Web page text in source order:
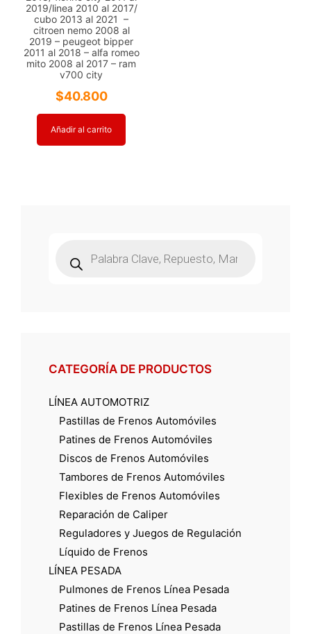
2019/linea 2010 al 2017/
cubo 2013 al 2021 –
citroen nemo 2008 al
2019 – peugeot bipper
2011 al 2018 – alfa romeo
mito 2008 al 2017 – ram
v700 city
$40.800
Añadir al carrito
productos
CATEGORÍA DE PRODUCTOS
LÍNEA AUTOMOTRIZ
Pastillas de Frenos Automóviles
Patines de Frenos Automóviles
Discos de Frenos Automóviles
Tambores de Frenos Automóviles
Flexibles de Frenos Automóviles
Reparación de Caliper
Reguladores y Juegos de Regulación
Líquido de Frenos
LÍNEA PESADA
Pulmones de Frenos Línea Pesada
Patines de Frenos Línea Pesada
Pastillas de Frenos Línea Pesada